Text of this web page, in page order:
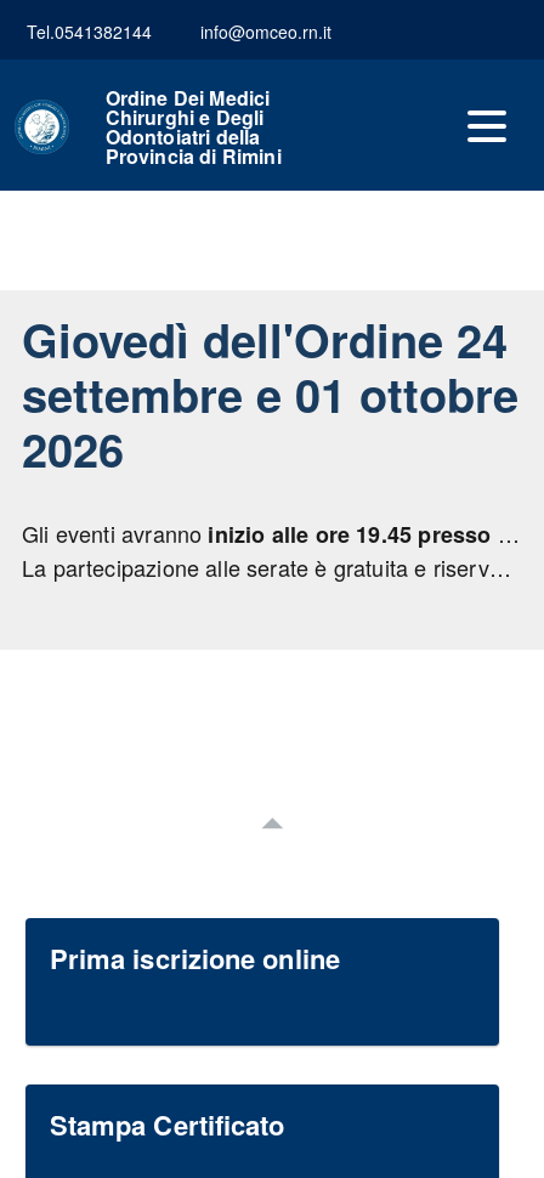
Tel.0541382144 info@omceo.rn.it
Ordine Dei Medici
Chirurghi e Degli
Odontoiatri della
Provincia di Rimini
Giovedì dell'Ordine 24
settembre e 01 ottobre
2026
Gli eventi avranno inizio alle ore 19.45 presso l’Hotel Aqua
La partecipazione alle serate è gratuita e riservata a n. 70 medici chirurghi appartenenti alle seguenti discipline: Ginecologia e ostetricia, Nefrologia, Medicina Generale, Medicina Interna, Endocrinologia, Geriatria, Cardiologia, Urologia, Medicina e Chirurgia di accettazione e urgenza.
Prima iscrizione online
Stampa Certificato